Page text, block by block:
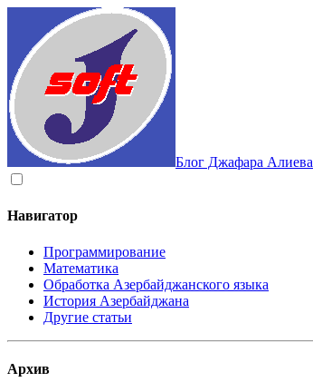
Блог Джафара Алиева
Навигатор
Программирование
Математика
Обработка Азербайджанского языка
История Азербайджана
Другие статьи
Архив